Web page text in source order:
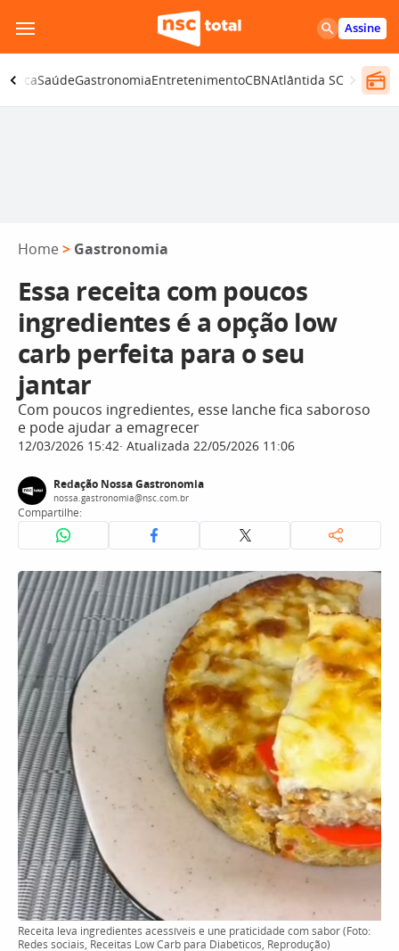
para
o
conteúdo
Assine
SaúdeGastronomiaEntretenimentoCBNAtlântida SC
Home > Gastronomia
Essa receita com poucos
ingredientes é a opção low
carb perfeita para o seu
jantar
Com poucos ingredientes, esse lanche fica saboroso
e pode ajudar a emagrecer
12/03/2026 15:42 Atualizada 22/05/2026 11:06
Redação Nossa Gastronomia
nossa.gastronomia@nsc.com.br
Compartilhe:
Receita leva ingredientes acessíveis e une praticidade com sabor (Foto:
Redes sociais, Receitas Low Carb para Diabéticos, Reprodução)